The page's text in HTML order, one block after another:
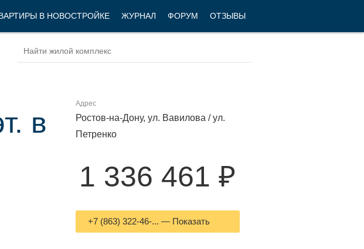
В НОВОСТРОЙКЕ ЖУРНАЛ ФОРУМ ОТЗЫВЫ
в
Адрес
Ростов-на-Дону, ул. Вавилова / ул.
Петренко
1 336 461 ₽
+7 (863) 322-46-... — Показать